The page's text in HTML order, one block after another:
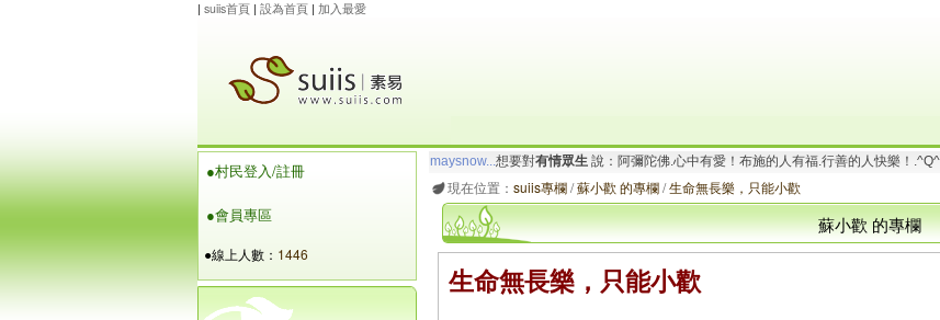
| suiis首頁| 設為首頁| 加入最愛
●村民登入/註冊
●會員專區
●線上人數： 1446
maysnow...想要對有情眾生說：阿彌陀佛.心中有愛！布施的人有福.行善的人快樂！.^Q^..
玲瓏虹想要對有情眾生說：阿彌陀佛.一切唯心造！啟動善的循環.創造幸福無限！_/_
現在位置： suiis專欄/蘇小歡 的專欄/生命無長樂，只能小歡
蘇小歡 的專欄
生命無長樂，只能小歡